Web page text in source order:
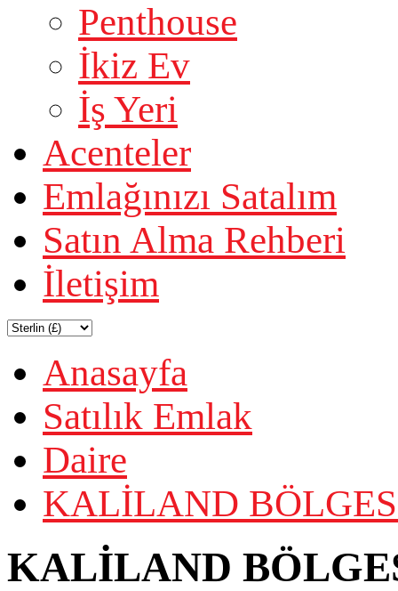
Penthouse
İkiz Ev
İş Yeri
Acenteler
Emlağınızı Satalım
Satın Alma Rehberi
İletişim
Anasayfa
Satılık Emlak
Daire
KALİLAND
KALİLAND